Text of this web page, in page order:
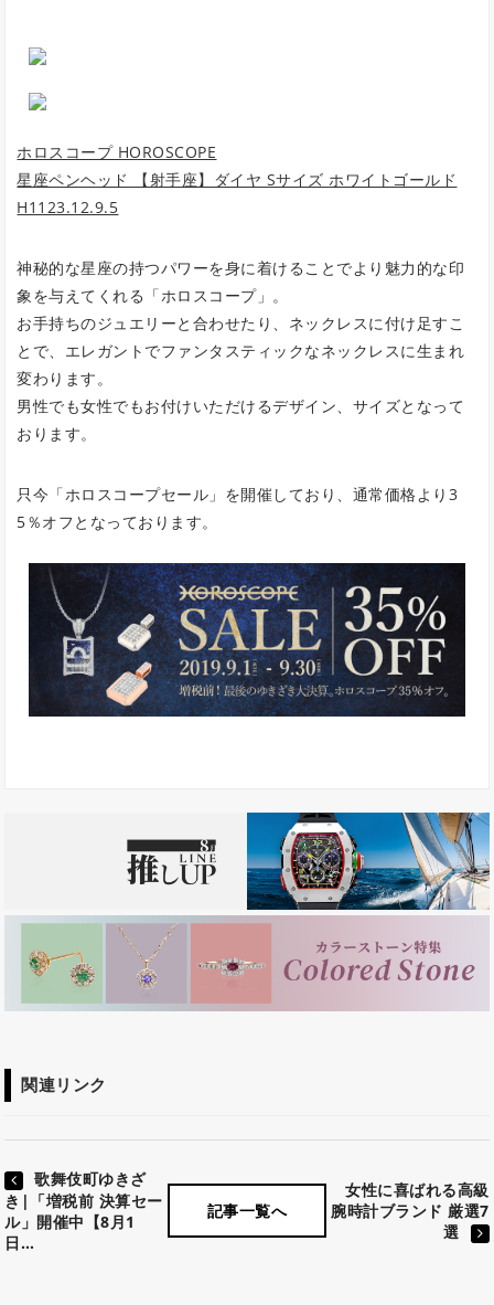
ホロスコープ HOROSCOPE
星座ペンヘッド 【射手座】ダイヤ Sサイズ ホワイトゴールド
H1123.12.9.5
神秘的な星座の持つパワーを身に着けることでより魅力的な印
象を与えてくれる「ホロスコープ」。
お手持ちのジュエリーと合わせたり、ネックレスに付け足すこ
とで、エレガントでファンタスティックなネックレスに生まれ
変わります。
男性でも女性でもお付けいただけるデザイン、サイズとなって
おります。
只今「ホロスコープセール」を開催しており、通常価格より3
5％オフとなっております。
関連リンク
歌舞伎町ゆきざ
き|「増税前 決算セー
ル」開催中【8月1
日…
記事一覧へ
女性に喜ばれる高級
腕時計ブランド 厳選7
選